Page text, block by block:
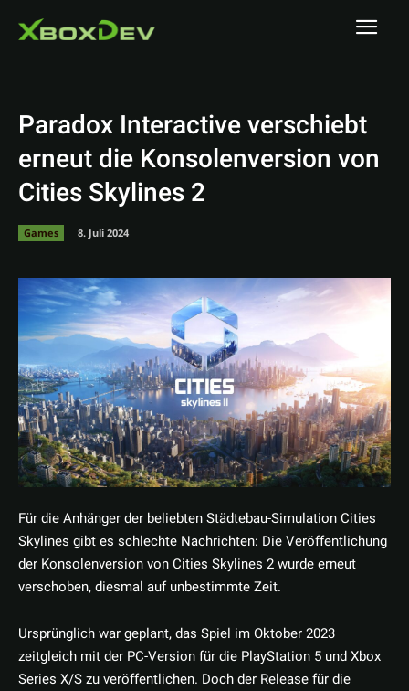
Paradox Interactive verschiebt
erneut die Konsolenversion von
Cities Skylines 2
Games 8. Juli 2024
Für die Anhänger der beliebten Städtebau-Simulation Cities
Skylines gibt es schlechte Nachrichten: Die Veröffentlichung
der Konsolenversion von Cities Skylines 2 wurde erneut
verschoben, diesmal auf unbestimmte Zeit.
Ursprünglich war geplant, das Spiel im Oktober 2023
zeitgleich mit der PC-Version für die PlayStation 5 und Xbox
Series X/S zu veröffentlichen. Doch der Release für die